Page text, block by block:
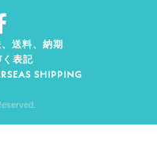
送料、納期
く表記
SHIPPING